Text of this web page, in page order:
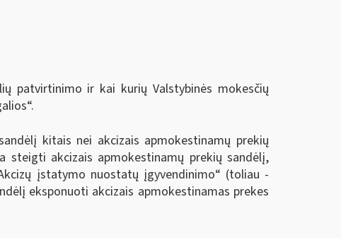
patvirtinimo ir kai kurių Valstybinės mokesčių
kitais nei akcizais apmokestinamų prekių
steigti akcizais apmokestinamų prekių sandėlį,
įstatymo nuostatų įgyvendinimo“ (toliau -
eksponuoti akcizais apmokestinamas prekes